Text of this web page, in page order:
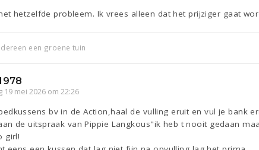
hetzelfde probleem. Ik vrees alleen dat het prijziger gaat
een groene tuin
19 mei 2026 om 22:26
bv in de Action,haal de vulling eruit en vul je bank
de uitspraak van Pippie Langkous"ik heb t nooit gedaan
girl!